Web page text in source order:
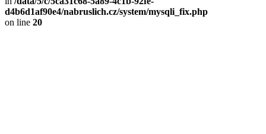
d4b6d1af90e4/nabruslich.cz/system/mysqli_fix.php
on line 20